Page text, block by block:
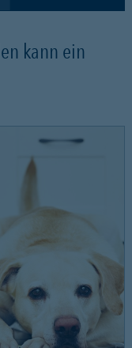
kann ein